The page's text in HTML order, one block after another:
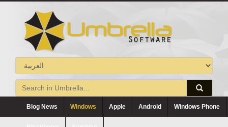
Blog News Windows Apple Android Windows Phone